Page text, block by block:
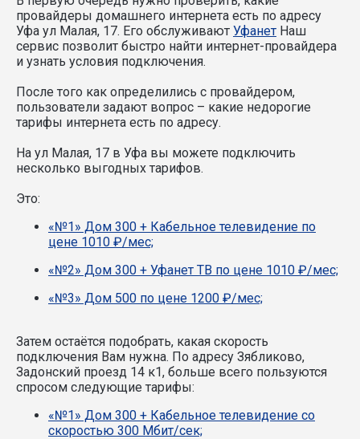
провайдеры домашнего интернета есть по адресу
Уфа ул Малая, 17. Его обслуживают Уфанет Наш
сервис позволит быстро найти интернет-провайдера
и узнать условия подключения.
После того как определились с провайдером,
пользователи задают вопрос – какие недорогие
тарифы интернета есть по адресу.
На ул Малая, 17 в Уфа вы можете подключить
несколько выгодных тарифов.
Это:
«№1» Дом 300 + Кабельное телевидение по
цене 1010 ₽/мес;
«№2» Дом 300 + Уфанет ТВ по цене 1010 ₽/мес;
«№3» Дом 500 по цене 1200 ₽/мес;
Затем остаётся подобрать, какая скорость
подключения Вам нужна. По адресу Зябликово,
Задонский проезд 14 к1, больше всего пользуются
спросом следующие тарифы:
«№1» Дом 300 + Кабельное телевидение со
скоростью 300 Мбит/сек;